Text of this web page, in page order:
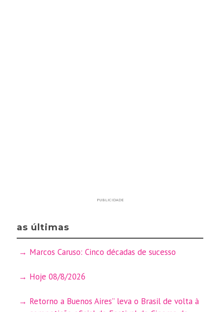
PUBLICIDADE
as últimas
Marcos Caruso: Cinco décadas de sucesso
Hoje 08/8/2026
Retorno a Buenos Aires” leva o Brasil de volta à